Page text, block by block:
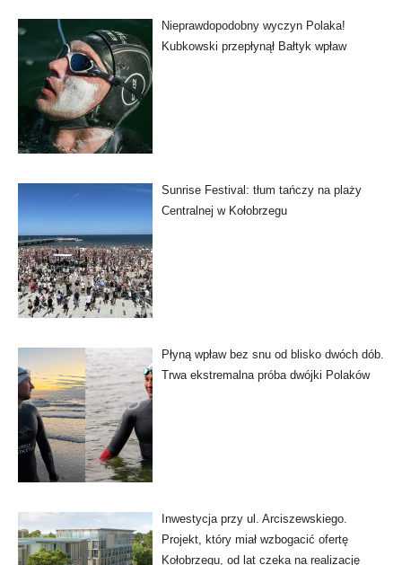
Nieprawdopodobny wyczyn Polaka!
Kubkowski przepłynął Bałtyk wpław
Sunrise Festival: tłum tańczy na plaży
Centralnej w Kołobrzegu
Płyną wpław bez snu od blisko dwóch dób.
Trwa ekstremalna próba dwójki Polaków
Inwestycja przy ul. Arciszewskiego.
Projekt, który miał wzbogacić ofertę
Kołobrzegu, od lat czeka na realizację